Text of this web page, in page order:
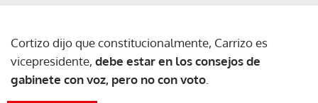
Cortizo dijo que constitucionalmente, Carrizo es
vicepresidente, debe estar en los consejos de
gabinete con voz, pero no con voto